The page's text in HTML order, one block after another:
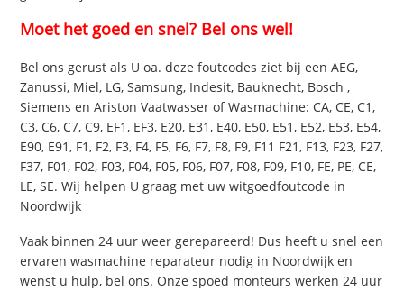
Moet het goed en snel? Bel ons wel!
Bel ons gerust als U oa. deze foutcodes ziet bij een AEG,
Zanussi, Miel, LG, Samsung, Indesit, Bauknecht, Bosch ,
Siemens en Ariston Vaatwasser of Wasmachine: CA, CE, C1,
C3, C6, C7, C9, EF1, EF3, E20, E31, E40, E50, E51, E52, E53, E54,
E90, E91, F1, F2, F3, F4, F5, F6, F7, F8, F9, F11 F21, F13, F23, F27,
F37, F01, F02, F03, F04, F05, F06, F07, F08, F09, F10, FE, PE, CE,
LE, SE. Wij helpen U graag met uw witgoedfoutcode in
Noordwijk
Vaak binnen 24 uur weer gerepareerd! Dus heeft u snel een
ervaren wasmachine reparateur nodig in Noordwijk en
wenst u hulp, bel ons. Onze spoed monteurs werken 24 uur